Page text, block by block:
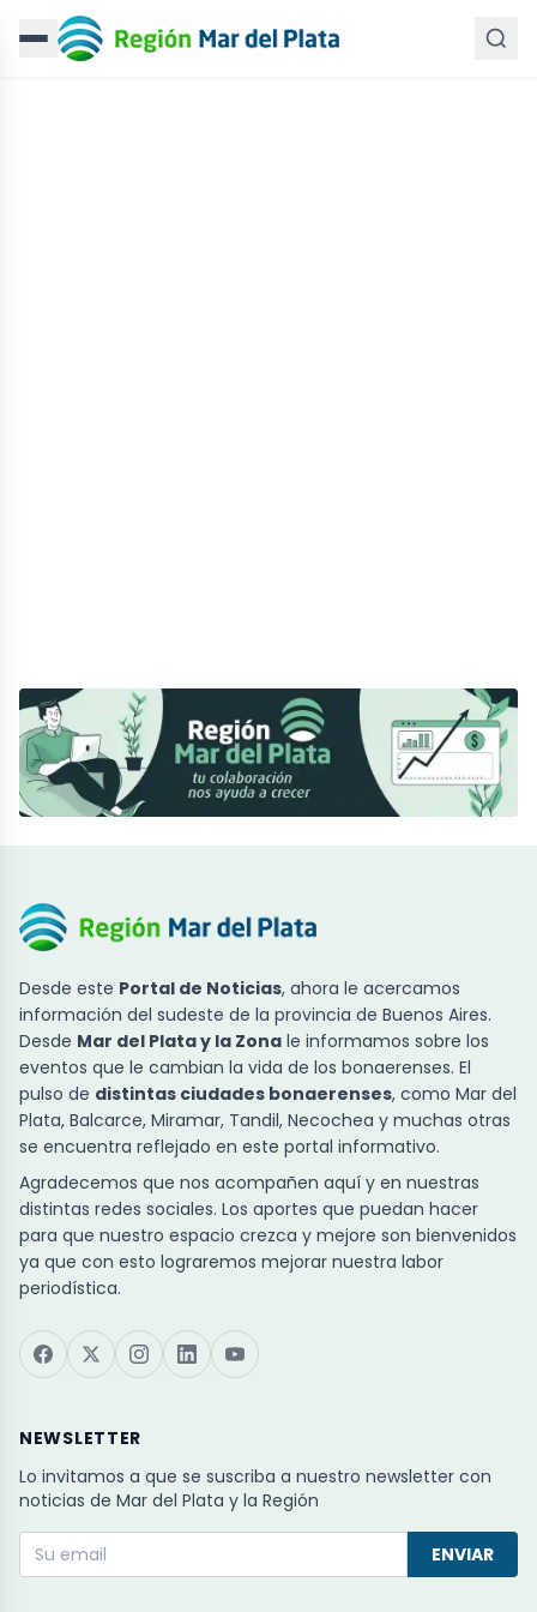
Desde este Portal de Noticias, ahora le acercamos
información del sudeste de la provincia de Buenos Aires.
Desde Mar del Plata y la Zona le informamos sobre los
eventos que le cambian la vida de los bonaerenses. El
pulso de distintas ciudades bonaerenses, como Mar del
Plata, Balcarce, Miramar, Tandil, Necochea y muchas otras
se encuentra reflejado en este portal informativo.
Agradecemos que nos acompañen aquí y en nuestras
distintas redes sociales. Los aportes que puedan hacer
para que nuestro espacio crezca y mejore son bienvenidos
ya que con esto lograremos mejorar nuestra labor
periodística.
NEWSLETTER
Lo invitamos a que se suscriba a nuestro newsletter con
noticias de Mar del Plata y la Región
ENVIAR